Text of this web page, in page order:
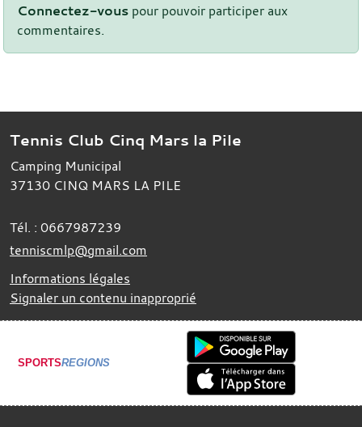
Connectez-vous pour pouvoir participer aux
commentaires.
Tennis Club Cinq Mars la Pile
Camping Municipal
37130 CINQ MARS LA PILE
Tél. : 0667987239
tenniscmlp@gmail.com
Informations légales
Signaler un contenu inapproprié
SPORTSREGIONS